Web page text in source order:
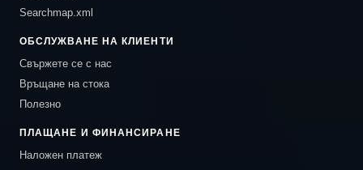
Searchmap.xml
ОБСЛУЖВАНЕ НА КЛИЕНТИ
Свържете се с нас
Връщане на стока
Полезно
ПЛАЩАНЕ И ФИНАНСИРАНЕ
Наложен платеж